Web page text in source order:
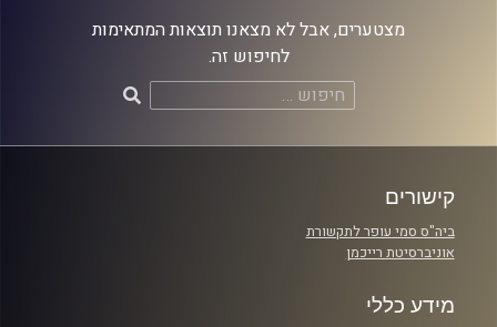
מצטערים, אבל לא מצאנו תוצאות המתאימות
לחיפוש זה.
חיפוש:
קישורים
ביה"ס סמי עופר לתקשורת
אוניברסיטת רייכמן
מידע כללי